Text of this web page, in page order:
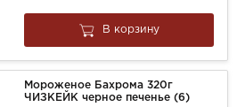
В корзину
Мороженое Бахрома 320г
ЧИЗКЕЙК черное печенье (6)